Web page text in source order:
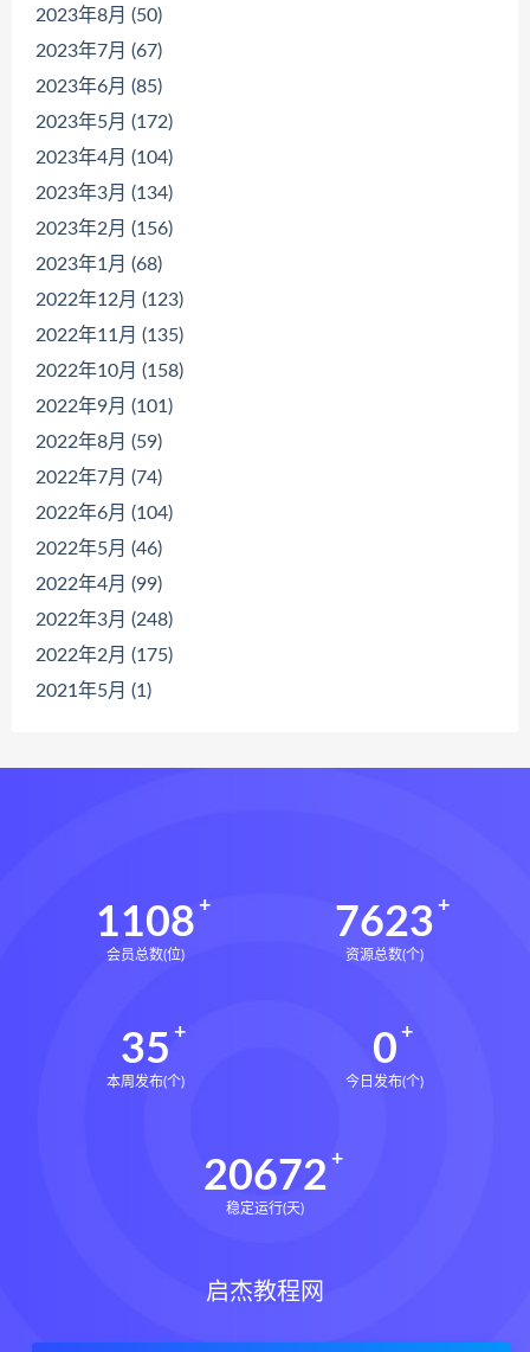
2023年8月 (50)
2023年7月 (67)
2023年6月 (85)
2023年5月 (172)
2023年4月 (104)
2023年3月 (134)
2023年2月 (156)
2023年1月 (68)
2022年12月 (123)
2022年11月 (135)
2022年10月 (158)
2022年9月 (101)
2022年8月 (59)
2022年7月 (74)
2022年6月 (104)
2022年5月 (46)
2022年4月 (99)
2022年3月 (248)
2022年2月 (175)
2021年5月 (1)
1108
会员总数(位)
7623
资源总数(个)
35
本周发布(个)
0
今日发布(个)
20672
稳定运行(天)
启杰教程网